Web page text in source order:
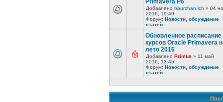
Primavera P6
Добавлено baurzhan.ich » 04
2016, 19:49
Форум: Новости, обсуждение
статей
Обновленное расписание
курсов Oracle Primavera
лето 2016
Добавлено Primus » 11 май
2016, 13:45
Форум: Новости, обсуждение
статей